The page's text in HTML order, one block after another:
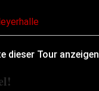
dieser Tour anzeigen